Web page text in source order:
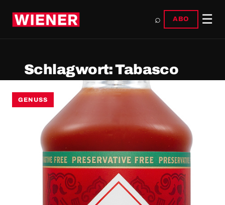
⌕ ABO ☰
Schlagwort:Tabasco
GENUSS